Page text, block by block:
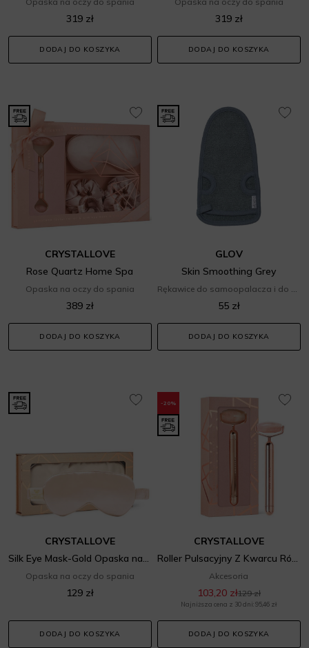
319 zł
DODAJ DO KOSZYKA
319 zł
DODAJ DO KOSZYKA
CRYSTALLOVE
Rose Quartz Home Spa
Opaska na oczy do spania
389 zł
DODAJ DO KOSZYKA
GLOV
Skin Smoothing Grey
55 zł
DODAJ DO KOSZYKA
CRYSTALLOVE
Silk Eye Mask-Gold Opaska na oczy
Opaska na oczy do spania
129 zł
DODAJ DO KOSZYKA
-20%
CRYSTALLOVE
Roller Pulsacyjny Z Kwarcu Różowego – Rose Gold
Akcesoria
103,20 zł129 zł
Najniższa cena z 30 dni: 95,46 zł
DODAJ DO KOSZYKA